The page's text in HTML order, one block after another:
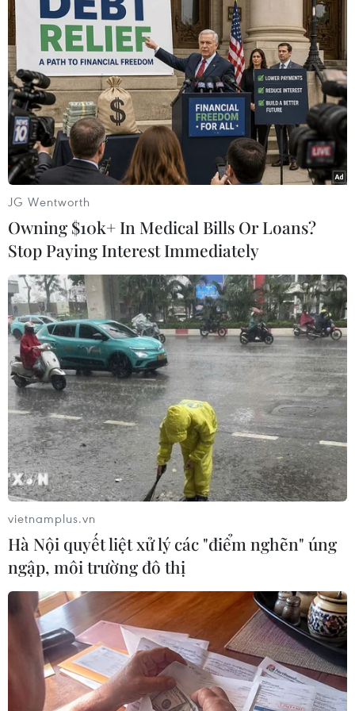
thương
Ấn Độ: Sập nhà ở thành phố Mumbai,
nhiều người thiệt mạng
28/06/2022 12:24
Một tòa nhà căn hộ 4 tầng ở thành phố Mumbai đã bị
sập vào rạng sáng 28/6 (giờ địa phương), khiến ít nhất
11 người thiệt mạng và nhiều người có thể bị mắc kẹt
trong đống đổ nát.
JG Wentworth
Owning $10k+ In Medical Bills Or Loans?
Stop Paying Interest Immediately
vietnamplus.vn
Hà Nội quyết liệt xử lý các "điểm nghẽn" úng
ngập, môi trường đô thị